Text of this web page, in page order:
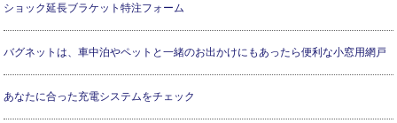
ショック延長ブラケット特注フォーム
バグネットは、車中泊やペットと一緒のお出かけにもあったら便利な小窓用網戸
あなたに合った充電システムをチェック